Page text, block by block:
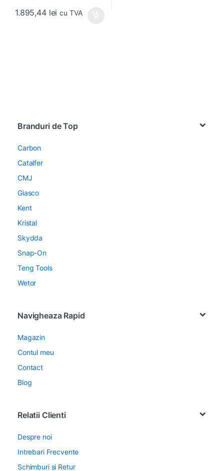
1.895,44 lei cu TVA
Branduri de Top
Carbon
Catalfer
CMJ
Giasco
Kent
Kristal
Skydda
Snap-On
Teng Tools
Wetor
Navigheaza Rapid
Magazin
Contul meu
Contact
Blog
Relatii Clienti
Despre noi
Intrebari Frecvente
Schimburi si Retur